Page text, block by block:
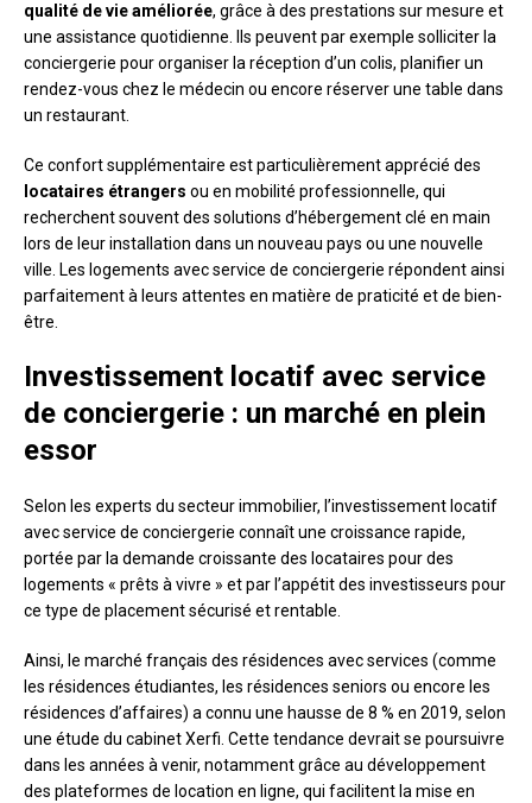
qualité de vie améliorée, grâce à des prestations sur mesure et
une assistance quotidienne. Ils peuvent par exemple solliciter la
conciergerie pour organiser la réception d’un colis, planifier un
rendez-vous chez le médecin ou encore réserver une table dans
un restaurant.
Ce confort supplémentaire est particulièrement apprécié des
locataires étrangers ou en mobilité professionnelle, qui
recherchent souvent des solutions d’hébergement clé en main
lors de leur installation dans un nouveau pays ou une nouvelle
ville. Les logements avec service de conciergerie répondent ainsi
parfaitement à leurs attentes en matière de praticité et de bien-
être.
Investissement locatif avec service
de conciergerie : un marché en plein
essor
Selon les experts du secteur immobilier, l’investissement locatif
avec service de conciergerie connaît une croissance rapide,
portée par la demande croissante des locataires pour des
logements « prêts à vivre » et par l’appétit des investisseurs pour
ce type de placement sécurisé et rentable.
Ainsi, le marché français des résidences avec services (comme
les résidences étudiantes, les résidences seniors ou encore les
résidences d’affaires) a connu une hausse de 8 % en 2019, selon
une étude du cabinet Xerfi. Cette tendance devrait se poursuivre
dans les années à venir, notamment grâce au développement
des plateformes de location en ligne, qui facilitent la mise en